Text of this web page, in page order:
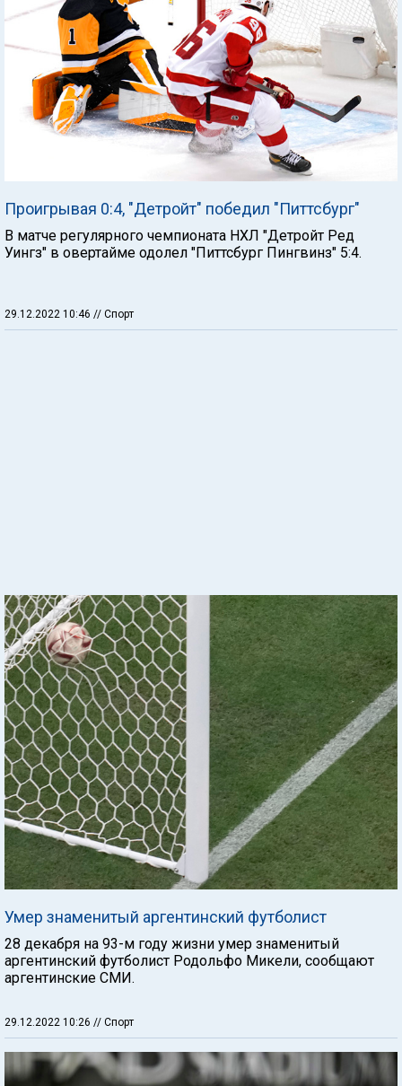
Проигрывая 0:4, "Детройт" победил "Питтсбург"
В матче регулярного чемпионата НХЛ "Детройт Ред
Уингз" в овертайме одолел "Питтсбург Пингвинз" 5:4.
29.12.2022 10:46 // Спорт
Умер знаменитый аргентинский футболист
28 декабря на 93-м году жизни умер знаменитый
аргентинский футболист Родольфо Микели, сообщают
аргентинские СМИ.
29.12.2022 10:26 // Спорт